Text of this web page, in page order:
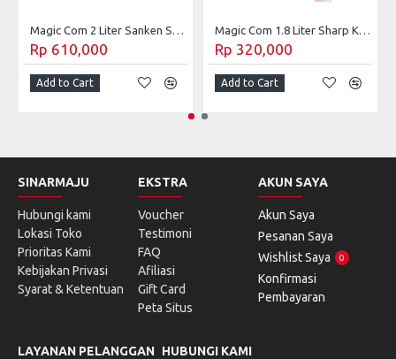
Magic Com 2 Liter Sanken SJ-3030BL
Rp 610,000
Add to Cart
Magic Com 1.8 Liter Sharp KS-FR18ND-BR/PK/SL
Rp 320,000
Add to Cart
SINARMAJU
Hubungi kami
Lokasi Toko
Prioritas Kami
Kebijakan Privasi
Syarat & Ketentuan
EKSTRA
Voucher
Testimoni
FAQ
Afiliasi
Gift Card
Peta Situs
AKUN SAYA
Akun Saya
Pesanan Saya
Wishlist Saya
0
Konfirmasi
Pembayaran
LAYANAN PELANGGAN HUBUNGI KAMI